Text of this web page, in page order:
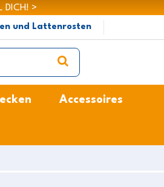
DICH! >
und Lattenrosten
Accessoires